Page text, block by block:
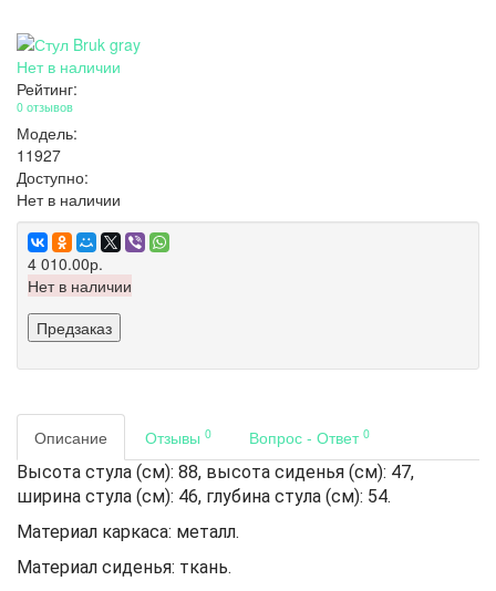
Нет в наличии
Рейтинг:
0 отзывов
Модель:
11927
Доступно:
Нет в наличии
4 010.00р.
Нет в наличии
Предзаказ
Описание Отзывы 0 Вопрос - Ответ 0
Высота стула (см): 88, высота сиденья (см): 47,
ширина стула (см): 46, глубина стула (см): 54.
Материал каркаса: металл.
Материал сиденья: ткань.